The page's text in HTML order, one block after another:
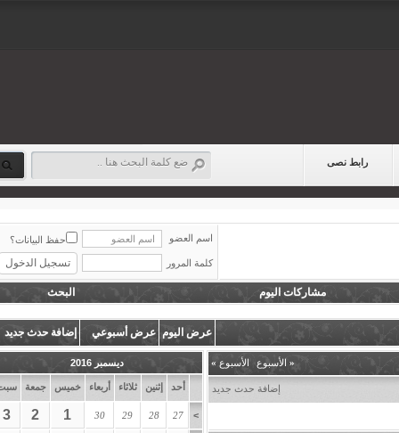
رابط نصى
اسم العضو حفظ البيانات؟
كلمة المرور
مشاركات اليوم البحث
عرض اليوم عرض أسبوعي إضافة حدث جديد
الأسبوع|الأسبوع»
إضافة حدث جديد
ديسمبر 2016
إثنين ثلاثاء أربعاء خميس جمعة سبت
27
28
29
30